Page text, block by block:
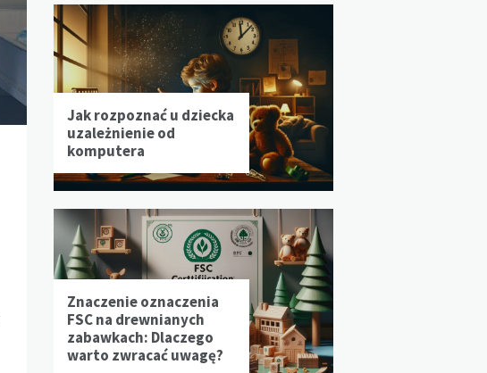
Jak rozpoznać u dziecka
uzależnienie od
komputera
Znaczenie oznaczenia
FSC na drewnianych
zabawkach: Dlaczego
warto zwracać uwagę?